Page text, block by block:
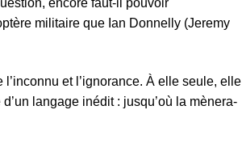
militaire que Ian Donnelly (Jeremy
et l’ignorance. À elle seule, elle
langage inédit : jusqu’où la mènera-